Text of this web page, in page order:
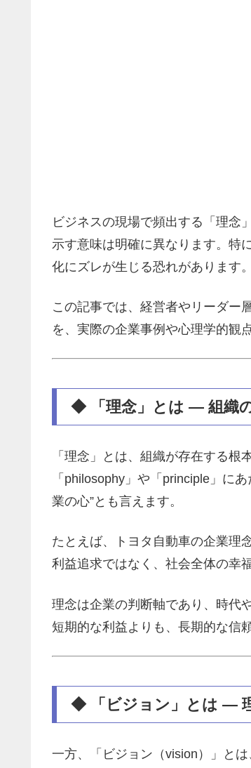
ビジネスの現場で頻出する「理念
示す意味は明確に異なります。特
化にズレが生じる恐れがあります。
この記事では、経営者やリーダー
を、実際の企業事例や心理学的観
◆ 「理念」とは ― 組織
「理念」とは、組織が存在する
「philosophy」や「principle」に
業の心”とも言えます。
たとえば、トヨタ自動車の企業理
利益追求ではなく、社会全体の幸
理念は企業の判断軸であり、時代
短期的な利益よりも、長期的な信
◆ 「ビジョン」とは ―
一方、「ビジョン（vision）」と